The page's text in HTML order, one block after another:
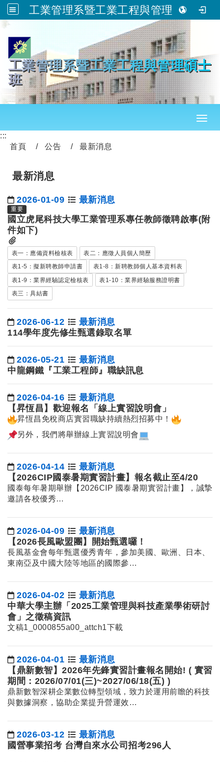
工業管理系暨工業工程與管理碩士班
跳到主要內容
工業管理系暨工業工程與管理碩士
班
:::
首頁
公告 最新消息
最新消息
日期：
2026-01-09 最新消息
重要
國立虎尾科技大學工業管理系專任教師徵聘啟事(附
件如下)
表一：應備資料檢核表
表二：應徵人員個人簡歷
表1-5：擬新聘教師申請書
表1-8：新聘教師個人基本資料表
表1-9：業界經驗認定檢核表
表1-10：業界經驗服務證明書
表三：具結書
日期：
2026-06-12
最新消息
114學年度先修生甄選錄取名單
日期：
2026-05-21
最新消息
中龍鋼鐵『工業工程師』職缺訊息
日期：
2026-04-16
最新消息
【昇恆昌】歡迎報名「線上實習說明會」
昇恆昌免稅商店實習職缺持續熱烈招募中！
另外，我們將舉辦線上實習說明會
日期：
2026-04-14
最新消息
【2026CIP國泰暑期實習計畫】報名截止至4/20
國泰每年暑期舉辦【2026CIP 國泰暑期實習計畫】，誠摯
邀請各校優秀…
日期：
2026-04-09
最新消息
【2026長風歐盟團】開始甄選囉！
長風基金會每年甄選優秀青年，參加美國、歐洲、日本、
東南亞及中國大陸等地區的國際參…
日期：
2026-04-02
最新消息
中華大學主辦「2025工業管理與科技產業學術研討
會」之徵稿資訊
文稿1_0000855a00_attch1下載
日期：
2026-04-01
最新消息
【鼎新數智】2026年先鋒實習計畫報名開始! ( 實習
期間：2026/07/01(三)~2027/06/18(五) )
鼎新數智深耕企業數位轉型領域，致力於運用前瞻的科技
與數據洞察，協助企業提升營運效…
日期：
2026-03-12
最新消息
國營事業招考 台灣自來水公司招考296人